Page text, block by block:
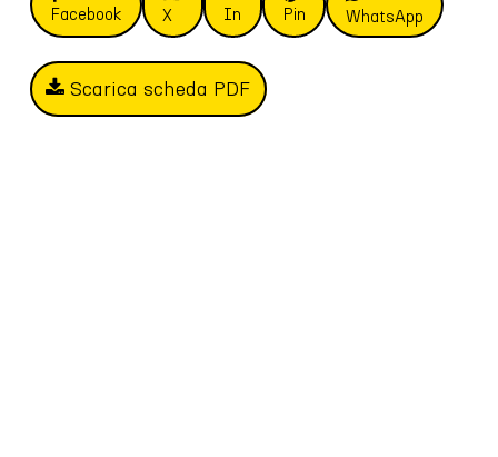
Facebook X In Pin WhatsApp
Scarica scheda PDF